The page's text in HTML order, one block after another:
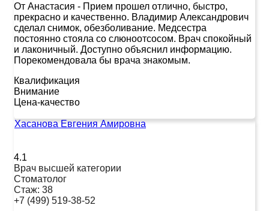
От Анастасия - Прием прошел отлично, быстро,
прекрасно и качественно. Владимир Александрович
сделал снимок, обезболивание. Медсестра
постоянно стояла со слюноотсосом. Врач спокойный
и лаконичный. Доступно объяснил информацию.
Порекомендовала бы врача знакомым.
Квалификация
Внимание
Цена-качество
Хасанова Евгения Амировна
4.1
Врач высшей категории
Стоматолог
Стаж: 38
+7 (499) 519-38-52